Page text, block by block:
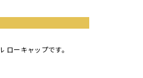
ローキャップです。